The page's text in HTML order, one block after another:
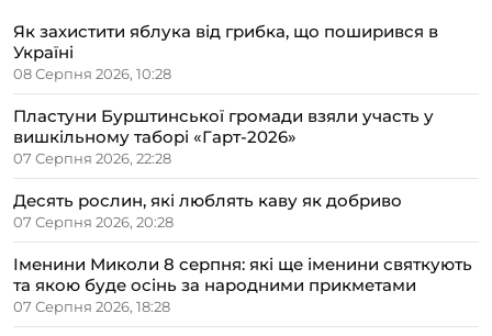
Як захистити яблука від грибка, що поширився в
Україні
08 Серпня 2026, 10:28
Пластуни Бурштинської громади взяли участь у
вишкільному таборі «Гарт-2026»
07 Серпня 2026, 22:28
Десять рослин, які люблять каву як добриво
07 Серпня 2026, 20:28
Іменини Миколи 8 серпня: які ще іменини святкують
та якою буде осінь за народними прикметами
07 Серпня 2026, 18:28